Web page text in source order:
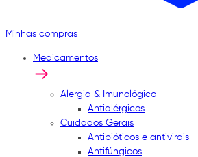
Minhas compras
Medicamentos
Alergia & Imunológico
Antialérgicos
Cuidados Gerais
Antibióticos e antivirais
Antifúngicos